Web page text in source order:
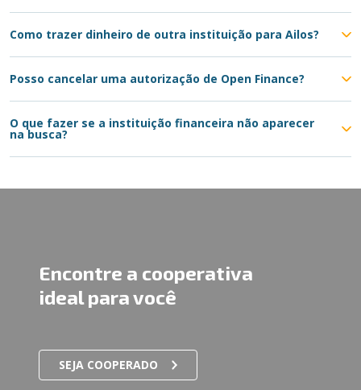
Como trazer dinheiro de outra instituição para Ailos?
Posso cancelar uma autorização de Open Finance?
O que fazer se a instituição financeira não aparecer
na busca?
Encontre a cooperativa
ideal para você
SEJA COOPERADO